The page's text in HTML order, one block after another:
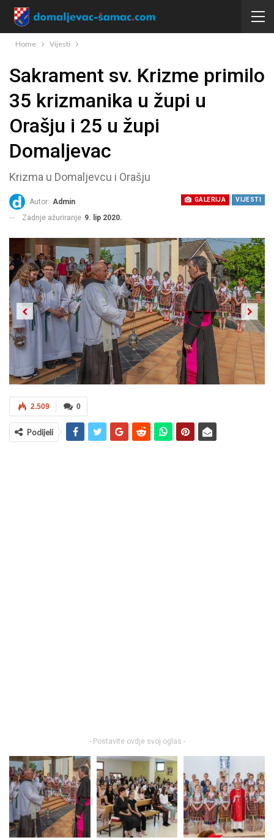
Home Vijesti
Sakrament sv. Krizme primilo
35 krizmanika u župi u
Orašju i 25 u župi
Domaljevac
Krizma u Domaljevcu i Orašju
GALERIJA VIJESTI
Autor: Admin
Zadnje ažuriranje 9. lip 2020.
Previous Next
0
2.509
Podijeli
- Postavite ovdje svoj oglas -